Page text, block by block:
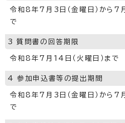
令和8年7月3日（金曜日）から7
で
3 質問書の回答期限
令和8年7月14日（火曜日）まで
4 参加申込書等の提出期間
令和8年7月3日（金曜日）から7
で